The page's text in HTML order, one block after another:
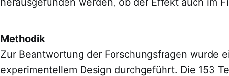
Methodik
Zur Beantwortung der Forschungsfragen wurde
experimentellem Design durchgeführt. Die 153